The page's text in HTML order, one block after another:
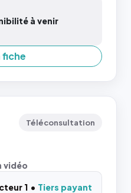
à venir
fiche
Téléconsultation
vidéo
1
Tiers payant